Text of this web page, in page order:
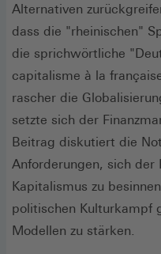
Alternativen
dass die "rheinischen"
die sprichwörtliche
capitalisme à la
rascher die
setzte sich der
Beitrag diskutiert die
Anforderungen, sich der
Kapitalismus zu
politischen Kulturkampf
Modellen zu stärken.